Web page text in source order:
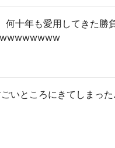
何十年も愛用してきた勝
いところにきてしまっ